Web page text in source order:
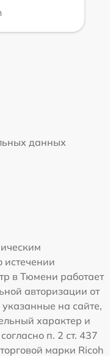
данных
истечении
в Тюмени работает
авторизации от
на сайте,
характер и
п. 2 ст. 437
марки Ricoh